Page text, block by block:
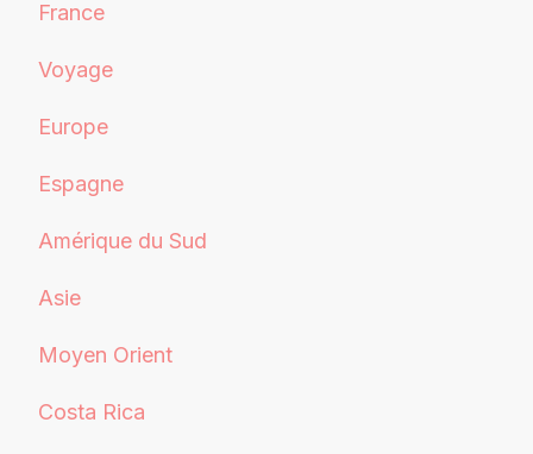
France
Voyage
Europe
Espagne
Amérique du Sud
Asie
Moyen Orient
Costa Rica